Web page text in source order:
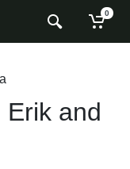
0
Erik and